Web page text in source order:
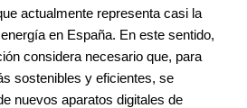
actualmente representa casi la
en España. En este sentido,
considera necesario que, para
sostenibles y eficientes, se
nuevos aparatos digitales de